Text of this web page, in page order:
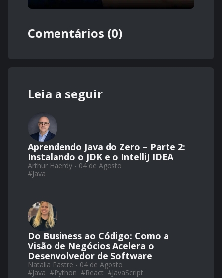
Comentários (0)
Leia a seguir
Aprendendo Java do Zero – Parte 2:
Instalando o JDK e o IntelliJ IDEA
Arthur Haerdy - 04 de Agosto
#Java
Do Business ao Código: Como a
Visão de Negócios Acelera o
Desenvolvedor de Software
Natalia Pastre - 04 de Agosto
#Java #Python #React #JavaScript